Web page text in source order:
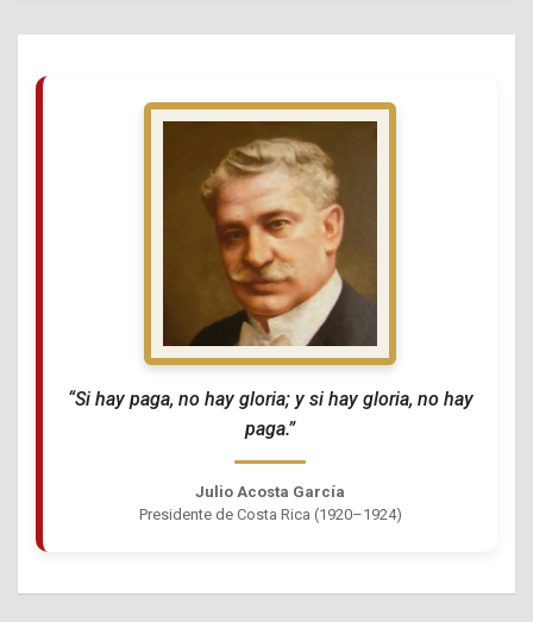
“Si hay paga, no hay gloria; y si hay gloria, no hay
paga.”
Julio Acosta García
Presidente de Costa Rica (1920–1924)